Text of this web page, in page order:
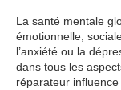
La santé mentale
émotionnelle,
l’anxiété ou la
dans tous les
réparateur